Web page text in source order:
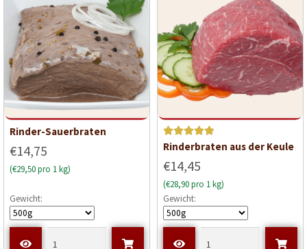
Rinder-Sauerbraten
€14,75
(€29,50 pro 1 kg)
Gewicht:
Bewerte
von 5
Rinderbraten aus der Keule
€14,45
(€28,90 pro 1 kg)
Gewicht: